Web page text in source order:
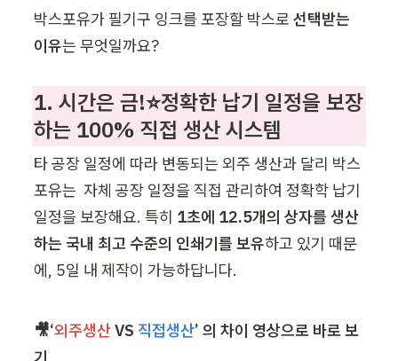
박스포유가 필기구 잉크를 포장할 박스로 선택받는
이유는 무엇일까요?
1. 시간은 금!⭐정확한 납기 일정을 보장
하는 100% 직접 생산 시스템
타 공장 일정에 따라 변동되는 외주 생산과 달리 박스
포유는  자체 공장 일정을 직접 관리하여 정확학 납기
일정을 보장해요. 특히 1초에 12.5개의 상자를 생산
하는 국내 최고 수준의 인쇄기를 보유하고 있기 때문
에, 5일 내 제작이 가능하답니다.
🎥‘외주생산 VS 직접생산’ 의 차이 영상으로 바로 보